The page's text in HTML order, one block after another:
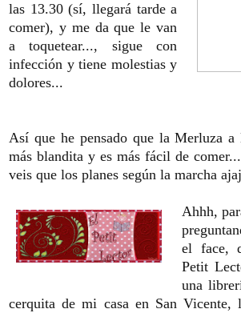
las 13.30 (sí, llegará tarde a
comer), y me da que le van
a toquetear..., sigue con
infección y tiene molestias y
dolores...
Así que he pensado que la Merluza a
más blandita y es más fácil de
veis que los planes según la marcha
Ahhh,
el face,
Petit
una
cerquita de mi casa en San Vicente,